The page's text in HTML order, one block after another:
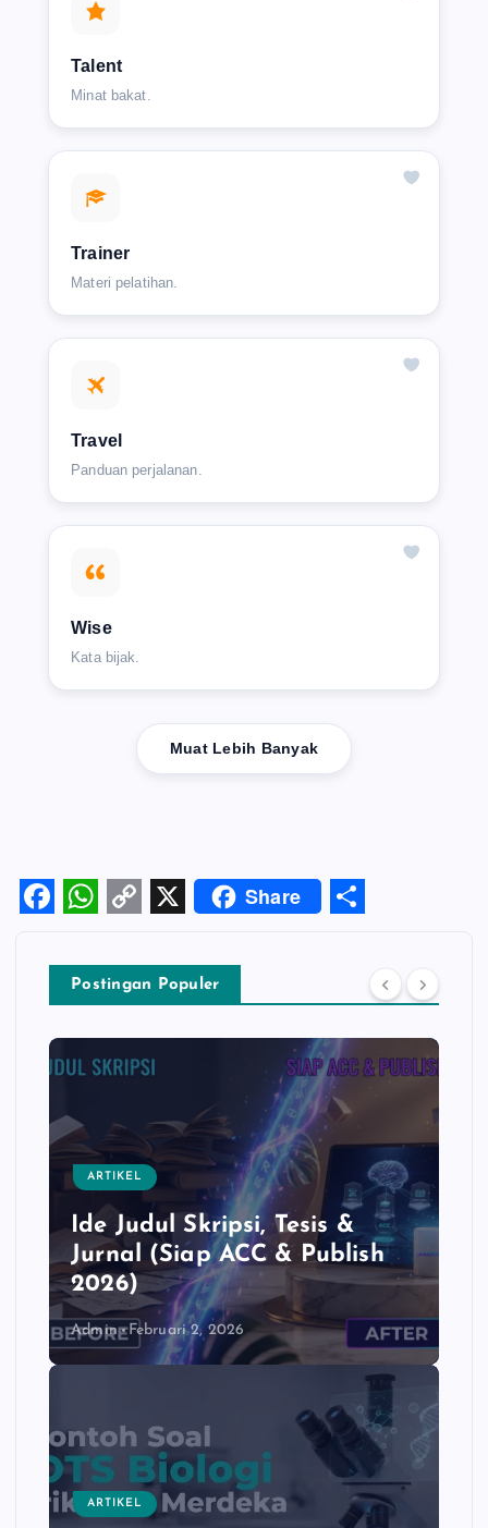
Talent
Minat bakat.
Trainer
Materi pelatihan.
Travel
Panduan perjalanan.
Wise
Kata bijak.
Muat Lebih Banyak
h
a
t
s
A
p
p
o
p
y
L
n
k
Share
a
r
e
Postingan Populer
ARTIKEL
Ide Judul Skripsi, Tesis &
Jurnal (Siap ACC & Publish
2026)
Admin Februari 2, 2026
ARTIKEL